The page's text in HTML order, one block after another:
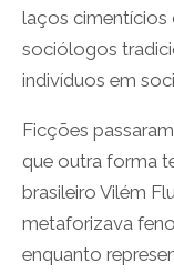
laços cimentícios
sociólogos
indivíduos em
Ficções
que outra forma
brasileiro Vilém
metaforizava
enquanto